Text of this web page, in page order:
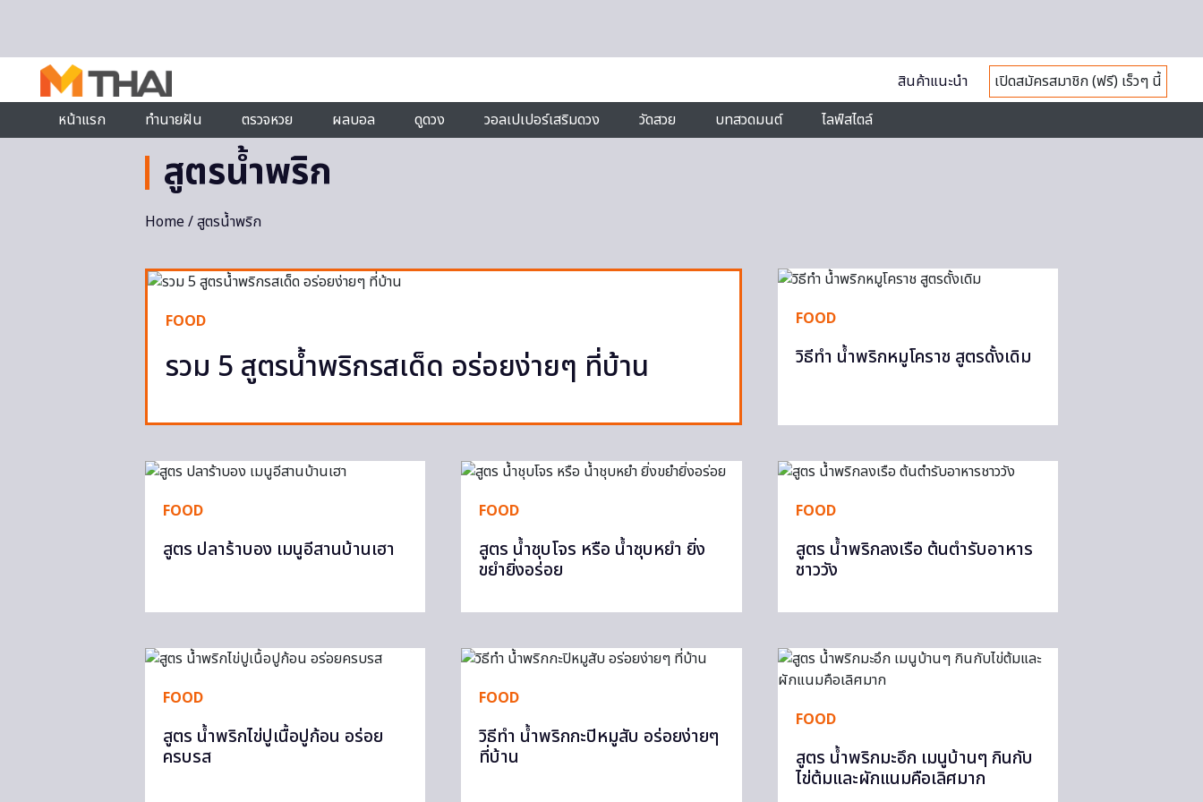
สินค้าแนะนำ
เปิดสมัครสมาชิก (ฟรี) เร็วๆ นี้
หน้าแรก
ทำนายฝัน ตรวจหวย ผลบอล ดูดวง วอลเปเปอร์เสริมดวง วัดสวย บทสวดมนต์ ไลฟ์สไตล์
สูตรน้ำพริก
Home/ สูตรน้ำพริก
FOOD
รวม 5 สูตรน้ำพริกรสเด็ด อร่อยง่ายๆ ที่บ้าน
FOOD
วิธีทำ น้ำพริกหมูโคราช สูตรดั้งเดิม
FOOD
สูตร ปลาร้าบอง เมนูอีสานบ้านเฮา
FOOD
สูตร น้ำชุบโจร หรือ น้ำชุบหยำ ยิ่ง
ขยำยิ่งอร่อย
FOOD
สูตร น้ำพริกลงเรือ ต้นตำรับอาหาร
ชาววัง
FOOD
สูตร น้ำพริกไข่ปูเนื้อปูก้อน อร่อย
ครบรส
FOOD
วิธีทำ น้ำพริกกะปิหมูสับ อร่อยง่ายๆ
ที่บ้าน
FOOD
สูตร น้ำพริกมะอึก เมนูบ้านๆ กินกับ
ไข่ต้มและผักแนมคือเลิศมาก